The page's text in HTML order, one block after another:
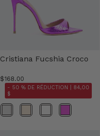
Cristiana Fucshia Croco
$168.00
- 50 % DE RÉDUCTION |
84,00
$
Couleur